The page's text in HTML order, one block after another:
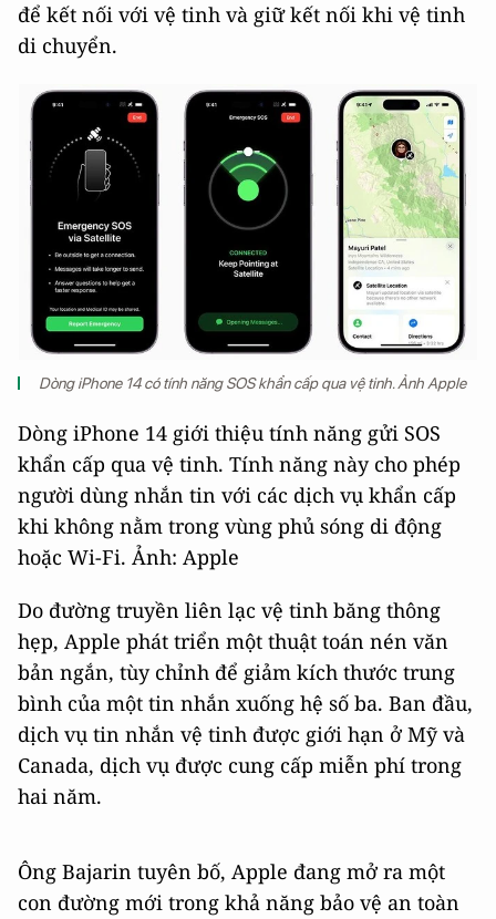
để kết nối với vệ tinh và giữ kết nối khi vệ tinh
di chuyển.
Dòng iPhone 14 có tính năng SOS khẩn cấp qua vệ tinh. Ảnh Apple
Dòng iPhone 14 giới thiệu tính năng gửi SOS
khẩn cấp qua vệ tinh. Tính năng này cho phép
người dùng nhắn tin với các dịch vụ khẩn cấp
khi không nằm trong vùng phủ sóng di động
hoặc Wi-Fi. Ảnh: Apple
Do đường truyền liên lạc vệ tinh băng thông
hẹp, Apple phát triển một thuật toán nén văn
bản ngắn, tùy chỉnh để giảm kích thước trung
bình của một tin nhắn xuống hệ số ba. Ban đầu,
dịch vụ tin nhắn vệ tinh được giới hạn ở Mỹ và
Canada, dịch vụ được cung cấp miễn phí trong
hai năm.
Ông Bajarin tuyên bố, Apple đang mở ra một
con đường mới trong khả năng bảo vệ an toàn